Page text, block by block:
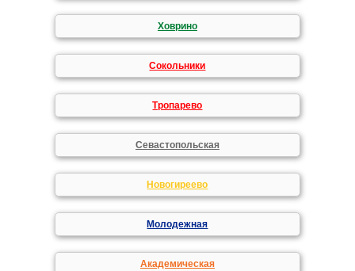
Ховрино
Сокольники
Тропарево
Севастопольская
Новогиреево
Молодежная
Академическая